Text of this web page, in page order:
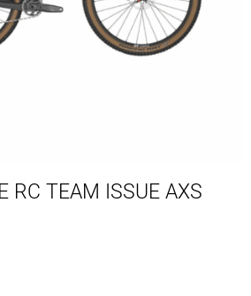
RC TEAM ISSUE AXS